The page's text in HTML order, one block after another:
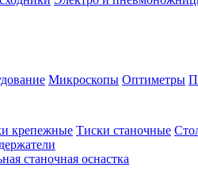
Микроскопы Оптиметры
крепежные Тиски станочные
станочная оснастка